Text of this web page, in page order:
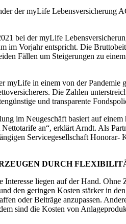
der myLife Lebensversicherung
bei der myLife
im Vorjahr entspricht. Die
Fällen um Steigerungen zu
myLife in einem von der
Die Zahlen
und transparente
im Neugeschäft basiert auf
an“, erklärt Arndt. Als
Servicegesellschaft
DURCH
Interesse liegen auf der Hand.
den geringen Kosten stärker in
oder Beiträge anzupassen.
sind die Kosten von